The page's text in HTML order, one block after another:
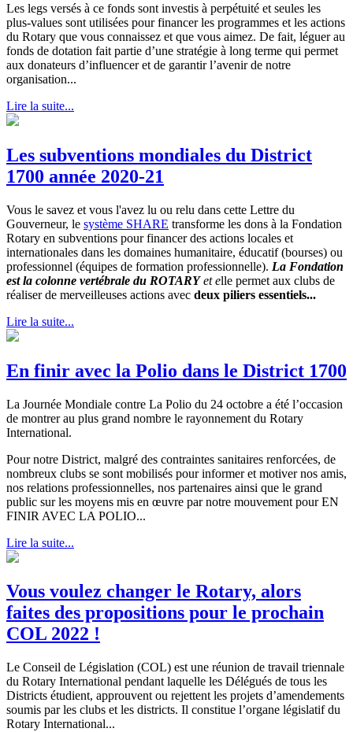
Les legs versés à ce fonds sont investis à perpétuité et seules les
plus-values sont utilisées pour financer les programmes et les actions
du Rotary que vous connaissez et que vous aimez. De fait, léguer au
fonds de dotation fait partie d’une stratégie à long terme qui permet
aux donateurs d’influencer et de garantir l’avenir de notre
organisation...
Lire la suite...
Les subventions mondiales du District
1700 année 2020-21
Vous le savez et vous l'avez lu ou relu dans cette Lettre du
Gouverneur, le système SHARE transforme les dons à la Fondation
Rotary en subventions pour financer des actions locales et
internationales dans les domaines humanitaire, éducatif (bourses) ou
professionnel (équipes de formation professionnelle). La Fondation
est la colonne vertébrale du ROTARYet elle permet aux clubs de
réaliser de merveilleuses actions avec deux piliers essentiels...
Lire la suite...
En finir avec la Polio dans le District 1700
La Journée Mondiale contre La Polio du 24 octobre a été l’occasion
de montrer au plus grand nombre le rayonnement du Rotary
International.
Pour notre District, malgré des contraintes sanitaires renforcées, de
nombreux clubs se sont mobilisés pour informer et motiver nos amis,
nos relations professionnelles, nos partenaires ainsi que le grand
public sur les moyens mis en œuvre par notre mouvement pour EN
FINIR AVEC LA POLIO...
Lire la suite...
Vous voulez changer le Rotary, alors
faites des propositions pour le prochain
COL 2022 !
Le Conseil de Législation (COL) est une réunion de travail triennale
du Rotary International pendant laquelle les Délégués de tous les
Districts étudient, approuvent ou rejettent les projets d’amendements
soumis par les clubs et les districts. Il constitue l’organe législatif du
Rotary International...